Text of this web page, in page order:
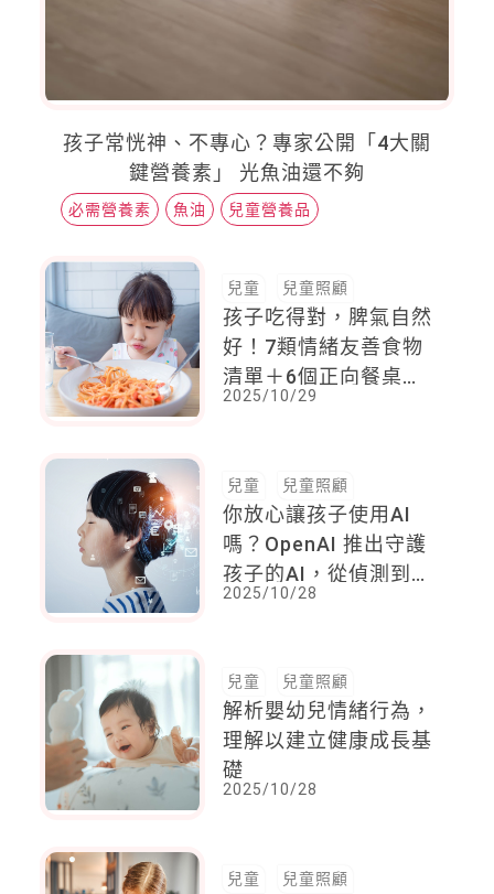
孩子常恍神、不專心？專家公開「4大關
鍵營養素」 光魚油還不夠
必需營養素 魚油 兒童營養品
兒童 兒童照顧
孩子吃得對，脾氣自然
好！7類情緒友善食物
清單＋6個正向餐桌儀
式
2025/10/29
兒童 兒童照顧
你放心讓孩子使用AI
嗎？OpenAI 推出守護
孩子的AI，從偵測到干
預，自動發出警報通知
2025/10/28
兒童 兒童照顧
解析嬰幼兒情緒行為，
理解以建立健康成長基
礎
2025/10/28
兒童 兒童照顧